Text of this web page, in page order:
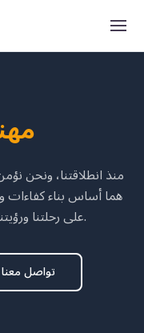
منذ انطلاقتنا، ونحن
هما أساس بناء
على رحلتنا ورؤيتنا والفريق الذي يقف وراء نجاحنا.
تواصل معنا